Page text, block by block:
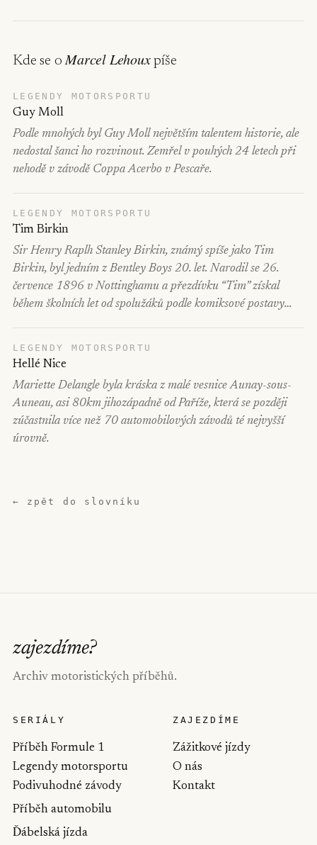
Kde se oMarcel Lehouxpíše
LEGENDY MOTORSPORTU
Guy Moll
Podle mnohých byl Guy Moll největším talentem historie, ale
nedostal šanci ho rozvinout. Zemřel v pouhých 24 letech při
nehodě v závodě Coppa Acerbo v Pescaře.
LEGENDY MOTORSPORTU
Tim Birkin
Sir Henry Raplh Stanley Birkin, známý spíše jako Tim
Birkin, byl jedním z Bentley Boys 20. let. Narodil se 26.
července 1896 v Nottinghamu a přezdívku “Tim” získal
během školních let od spolužáků podle komiksové postavy…
LEGENDY MOTORSPORTU
Hellé Nice
Mariette Delangle byla kráska z malé vesnice Aunay-sous-
Auneau, asi 80km jihozápadně od Paříže, která se později
zúčastnila více než 70 automobilových závodů té nejvyšší
úrovně.
← zpět do slovníku
zajezdíme?
Archiv motoristických příběhů.
SERIÁLY
Příběh Formule 1
Legendy motorsportu
Podivuhodné závody
Příběh automobilu
Ďábelská jízda
ZAJEZDÍME
Zážitkové jízdy
O nás
Kontakt